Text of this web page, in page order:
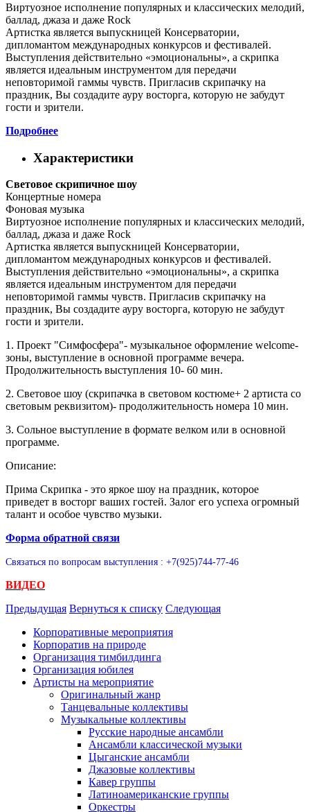
Виртуозное исполнение популярных и классических мелодий,
баллад, джаза и даже Rock
Артистка является выпускницей Консерватории,
дипломантом международных конкурсов и фестивалей.
Выступления действительно «эмоциональны», а скрипка
является идеальным инструментом для передачи
неповторимой гаммы чувств. Пригласив скрипачку на
праздник, Вы создадите ауру восторга, которую не забудут
гости и зрители.
Подробнее
Характеристики
Световое скрипичное шоу
Концертные номера
Фоновая музыка
Виртуозное исполнение популярных и классических мелодий,
баллад, джаза и даже Rock
Артистка является выпускницей Консерватории,
дипломантом международных конкурсов и фестивалей.
Выступления действительно «эмоциональны», а скрипка
является идеальным инструментом для передачи
неповторимой гаммы чувств. Пригласив скрипачку на
праздник, Вы создадите ауру восторга, которую не забудут
гости и зрители.
1. Проект "Симфосфера"- музыкальное оформление welcome-
зоны, выступление в основной программе вечера.
Продолжительность выступления 10- 60 мин.
2. Световое шоу (скрипачка в световом костюме+ 2 артиста со
световым реквизитом)- продолжительность номера 10 мин.
3. Сольное выступление в формате велком или в основной
программе.
Описание:
Прима Скрипка - это яркое шоу на праздник, которое
приведет в восторг ваших гостей. Залог его успеха огромный
талант и особое чувство музыки.
Форма обратной связи
Связаться по вопросам выступления : +7(925)744-77-46
ВИДЕО
Предыдущая Вернуться к списку Следующая
Корпоративные мероприятия
Корпоратив на природе
Организация тимбилдинга
Организация юбилея
Артисты на мероприятие
Оригинальный жанр
Танцевальные коллективы
Музыкальные коллективы
Русские народные ансамбли
Ансамбли классической музыки
Цыганские ансамбли
Джазовые коллективы
Кавер группы
Латиноамериканские группы
Оркестры